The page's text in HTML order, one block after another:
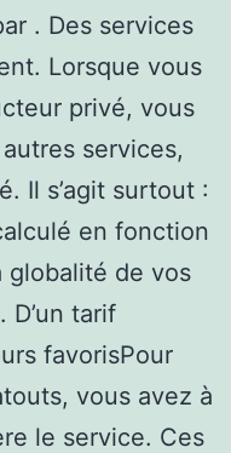
. Des services
Lorsque vous
privé, vous
services,
Il s’agit surtout :
en fonction
globalité de vos
tarif
favorisPour
vous avez à
le service. Ces